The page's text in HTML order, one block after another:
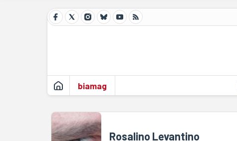
biamag
Rosalino Levantino